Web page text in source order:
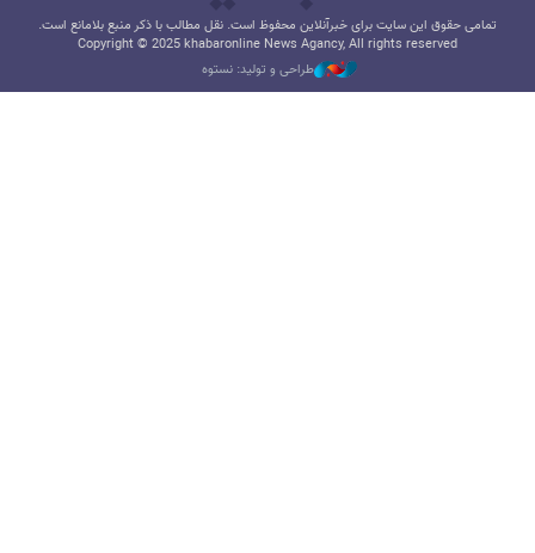
تمامی حقوق این سایت برای خبرآنلاین محفوظ است. نقل مطالب با ذکر منبع بلامانع است.
Copyright © 2025 khabaronline News Agancy, All rights reserved
طراحی و تولید: نستوه